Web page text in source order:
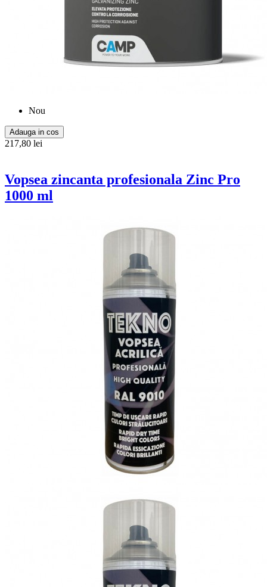
Nou
Adauga in cos
217,80 lei
Vopsea zincanta profesionala Zinc Pro
1000 ml